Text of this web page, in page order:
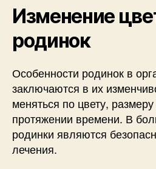
Изменение
родинок
Особенности родинок в
заключаются в их
меняться по цвету,
протяжении времени. В
родинки являются
лечения.